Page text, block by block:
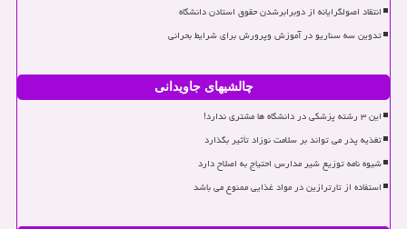
انتقاد اصولگرایانه از دوبرابرشدن حقوق استادن دانشگاه
تدوین سه سناریو در آموزش وپرورش برای شرایط بحرانی
چالشیهای جاویدانی
این ۳ رشته پزشکی در دانشگاه ها مشتری ندارد!
تغذیه پدر می تواند بر سلامت نوزاد تأثیر بگذارد
شیوه نامه توزیع شیر مدارس احتیاج به اصلاح دارد
استفاده از تارترازین در مواد غذایی ممنوع می باشد